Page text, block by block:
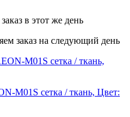
в этот же день
заказ на следующий день
М01S сетка / ткань, Цвет: